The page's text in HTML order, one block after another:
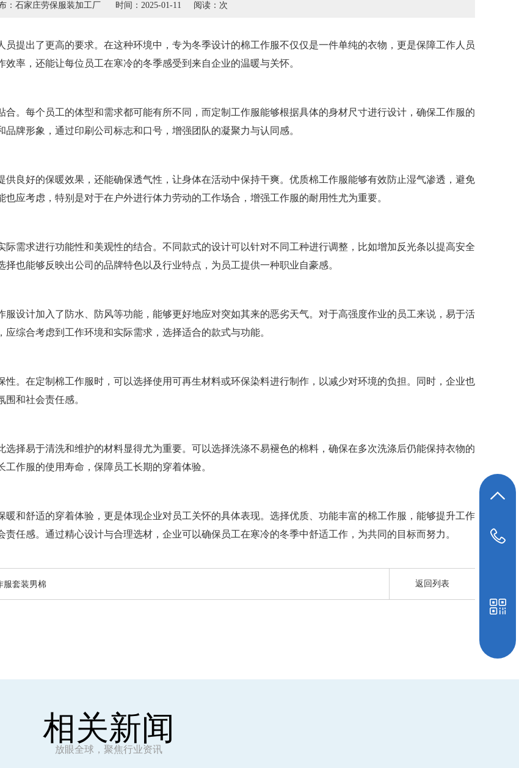
：石家庄劳保服装加工厂 时间：2025-01-11 阅读： 次
提出了更高的要求。在这种环境中，专为冬季设计的棉工作服不仅仅是一件单纯的衣物，更是保障工作人员
率，还能让每位员工在寒冷的冬季感受到来自企业的温暖与关怀。
。每个员工的体型和需求都可能有所不同，而定制工作服能够根据具体的身材尺寸进行设计，确保工作服的
牌形象，通过印刷公司标志和口号，增强团队的凝聚力与认同感。
良好的保暖效果，还能确保透气性，让身体在活动中保持干爽。优质棉工作服能够有效防止湿气渗透，避免
应考虑，特别是对于在户外进行体力劳动的工作场合，增强工作服的耐用性尤为重要。
需求进行功能性和美观性的结合。不同款式的设计可以针对不同工种进行调整，比如增加反光条以提高安全
也能够反映出公司的品牌特色以及行业特点，为员工提供一种职业自豪感。
设计加入了防水、防风等功能，能够更好地应对突如其来的恶劣天气。对于高强度作业的员工来说，易于活
综合考虑到工作环境和实际需求，选择适合的款式与功能。
。在定制棉工作服时，可以选择使用可再生材料或环保染料进行制作，以减少对环境的负担。同时，企业也
和社会责任感。
择易于清洗和维护的材料显得尤为重要。可以选择洗涤不易褪色的棉料，确保在多次洗涤后仍能保持衣物的
作服的使用寿命，保障员工长期的穿着体验。
和舒适的穿着体验，更是体现企业对员工关怀的具体表现。选择优质、功能丰富的棉工作服，能够提升工作
任感。通过精心设计与合理选材，企业可以确保员工在寒冷的冬季中舒适工作，为共同的目标而努力。
服套装男棉 返回列表
相关新闻
放眼全球，聚焦行业资讯
19948039647